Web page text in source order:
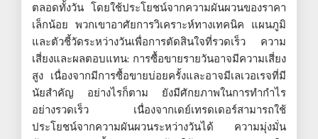
ตลอดทั้งวัน โดยใช้ประโยชน์จากความผันผวนของราคา
เล็กน้อย พวกเขาอาศัยการวิเคราะห์ทางเทคนิค แผนภูมิ
และตัวชี้วัดระหว่างวันเพื่อการตัดสินใจที่รวดเร็ว ความ
เสี่ยงและผลตอบแทน: การซื้อขายรายวันอาจมีความเสี่ยง
สูง เนื่องจากมีการซื้อขายบ่อยครั้งและอาจมีเลเวอเรจที่มี
นัยสำคัญ อย่างไรก็ตาม ยังมีศักยภาพในการทำกำไร
อย่างรวดเร็ว เนื่องจากเดย์เทรดเดอร์สามารถใช้
ประโยชน์จากความผันผวนระหว่างวันได้ ความมุ่งมั่น